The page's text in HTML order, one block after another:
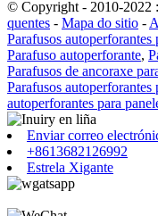
© Copyright - 2010-2022 :
quentes - Mapa do sitio -
Parafusos autoperforantes
Parafuso autoperforante,
Parafusos de ancoraxe
Parafusos autoperforantes
autoperforantes para
Enviar correo
+8613682126992
Estrela Xigante